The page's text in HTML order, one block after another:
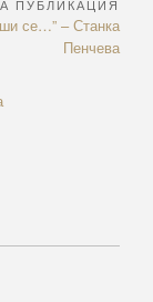
ПУБЛИКАЦИЯ
се…” – Станка
Пенчева